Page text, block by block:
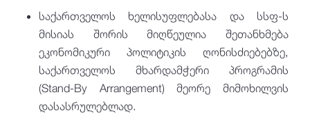
საქართველოს ხელისუფლებასა და სსფ-ს
მისიას შორის მიღწეულია შეთანხმება
ეკონომიკური პოლიტიკის ღონისძიებებზე,
საქართველოს მხარდამჭერი პროგრამის
(Stand-By Arrangement) მეორე მიმოხილვის
დასასრულებლად.